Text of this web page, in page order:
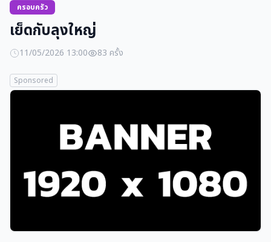
ครอบครัว
เย็ดกับลุงใหญ่
11/05/2026 13:00 83 ครั้ง
Sponsored